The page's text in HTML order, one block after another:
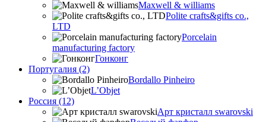
Maxwell & williams
Polite crafts&gifts co.,
LTD
Porcelain
manufacturing factory
Гонконг
Португалия (2)
Bordallo Pinheiro
L’Objet
Россия (12)
Арт кристалл swarovski